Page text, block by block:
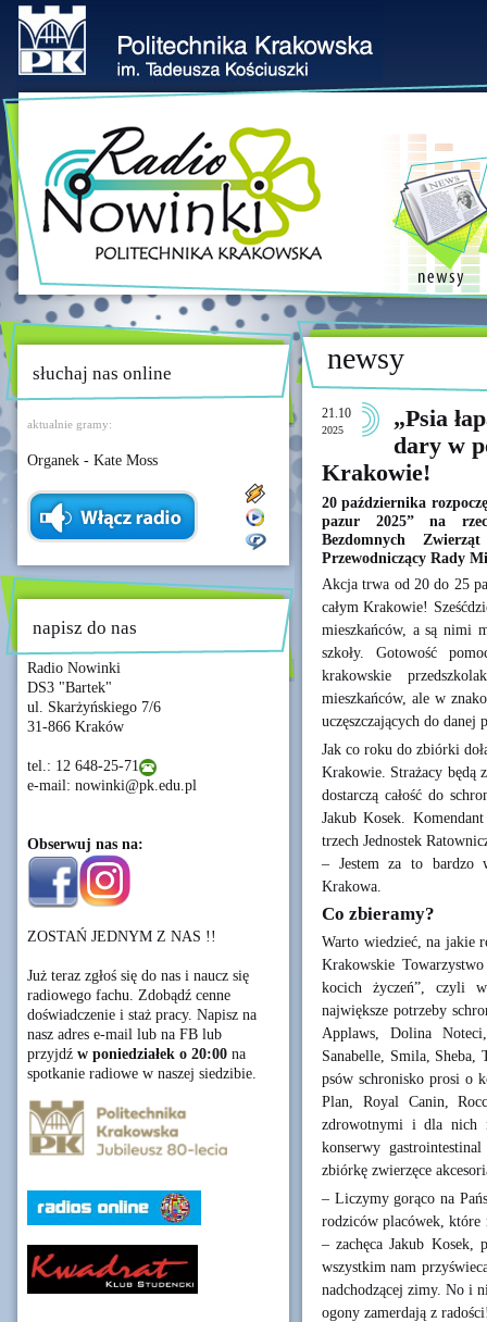
słuchaj nas online
aktualnie gramy:
Organek - Kate Moss
napisz do nas
Radio Nowinki
DS3 "Bartek"
ul. Skarżyńskiego 7/6
31-866 Kraków
tel.: 12 648-25-71
e-mail: nowinki@pk.edu.pl
Obserwuj nas na:
ZOSTAŃ JEDNYM Z NAS !!
Już teraz zgłoś się do nas i naucz się
radiowego fachu. Zdobądź cenne
doświadczenie i staż pracy. Napisz na
nasz adres e-mail lub na FB lub
przyjdź w poniedziałek o 20:00 na
spotkanie radiowe w naszej siedzibie.
newsy
21.10
2025
„Psia
dary w
Krakowie!
20 października
pazur 2025” na
Bezdomnych
Przewodniczący Rady
Akcja trwa od 20 do 25
całym Krakowie!
mieszkańców, a są nimi
szkoły. Gotowość
krakowskie
mieszkańców, ale w
uczęszczających do danej
Jak co roku do zbiórki
Krakowie. Strażacy będą
dostarczą całość do
Jakub Kosek.
trzech Jednostek
– Jestem za to bardzo
Krakowa.
Co zbieramy?
Warto wiedzieć, na jakie
Krakowskie
kocich życzeń”, czyli
największe potrzeby
Applaws, Dolina
Sanabelle, Smila, Sheba,
psów schronisko prosi o
Plan, Royal Canin,
zdrowotnymi i dla nich
konserwy
zbiórkę zwierzęce
– Liczymy gorąco na
rodziców placówek,
– zachęca Jakub Kosek,
wszystkim nam
nadchodzącej zimy. No i
ogony zamerdają z